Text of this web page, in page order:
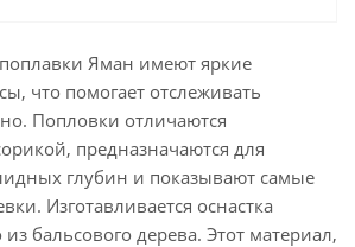
Яман имеют яркие
что помогает отслеживать
Попловки отличаются
предназначаются для
глубин и показывают самые
Изготавливается оснастка
бальсового дерева. Этот материал,